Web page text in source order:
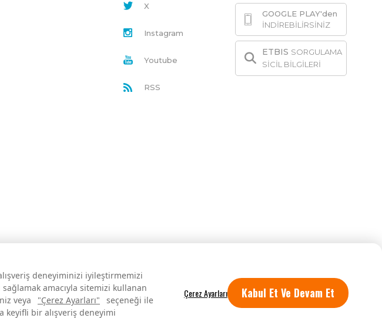
deneyiminizi iyileştirmemizi
sağlamak amacıyla sitemizi kullanan
veya
"Çerez Ayarları"
seçeneği ile
keyifli bir alışveriş deneyimi
Kabul Et Ve Devam Et
X
Instagram
Youtube
RSS
GOOGLE PLAY'den
İNDİREBİLİRSİNİZ
ETBIS SORGULAMA
SİCİL BİLGİLERİ
Tüm hakları saklıdır.